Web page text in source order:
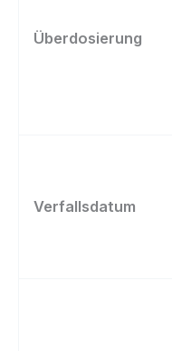
Überdosierung
Verfallsdatum